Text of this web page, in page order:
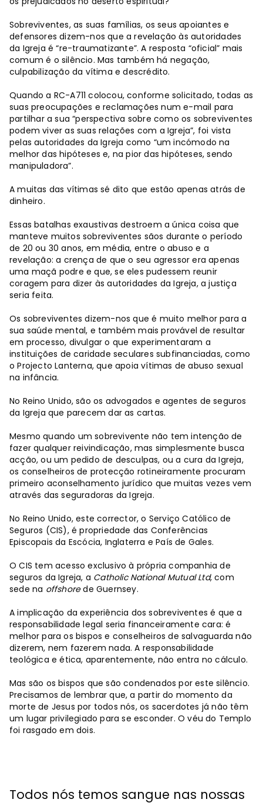
Sobreviventes, as suas famílias, os seus apoiantes e
defensores dizem-nos que a revelação às autoridades
da Igreja é “re-traumatizante”. A resposta “oficial” mais
comum é o silêncio. Mas também há negação,
culpabilização da vítima e descrédito.
Quando a RC-A711 colocou, conforme solicitado, todas as
suas preocupações e reclamações num e-mail para
partilhar a sua “perspectiva sobre como os sobreviventes
podem viver as suas relações com a Igreja”, foi vista
pelas autoridades da Igreja como “um incómodo na
melhor das hipóteses e, na pior das hipóteses, sendo
manipuladora”.
A muitas das vítimas sé dito que estão apenas atrás de
dinheiro.
Essas batalhas exaustivas destroem a única coisa que
manteve muitos sobreviventes sãos durante o período
de 20 ou 30 anos, em média, entre o abuso e a
revelação: a crença de que o seu agressor era apenas
uma maçã podre e que, se eles pudessem reunir
coragem para dizer às autoridades da Igreja, a justiça
seria feita.
Os sobreviventes dizem-nos que é muito melhor para a
sua saúde mental, e também mais provável de resultar
em processo, divulgar o que experimentaram a
instituições de caridade seculares subfinanciadas, como
o Projecto Lanterna, que apoia vítimas de abuso sexual
na infância.
No Reino Unido, são os advogados e agentes de seguros
da Igreja que parecem dar as cartas.
Mesmo quando um sobrevivente não tem intenção de
fazer qualquer reivindicação, mas simplesmente busca
acção, ou um pedido de desculpas, ou a cura da Igreja,
os conselheiros de protecção rotineiramente procuram
primeiro aconselhamento jurídico que muitas vezes vem
através das seguradoras da Igreja.
No Reino Unido, este corrector, o Serviço Católico de
Seguros (CIS), é propriedade das Conferências
Episcopais da Escócia, Inglaterra e País de Gales.
O CIS tem acesso exclusivo à própria companhia de
seguros da Igreja, a Catholic National Mutual Ltd, com
sede na offshorede Guernsey.
A implicação da experiência dos sobreviventes é que a
responsabilidade legal seria financeiramente cara: é
melhor para os bispos e conselheiros de salvaguarda não
dizerem, nem fazerem nada. A responsabilidade
teológica e ética, aparentemente, não entra no cálculo.
Mas são os bispos que são condenados por este silêncio.
Precisamos de lembrar que, a partir do momento da
morte de Jesus por todos nós, os sacerdotes já não têm
um lugar privilegiado para se esconder. O véu do Templo
foi rasgado em dois.
Todos nós temos sangue nas nossas